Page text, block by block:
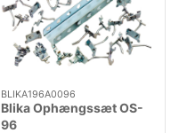
BLIKA196A0096
Blika Ophængssæt OS-
96